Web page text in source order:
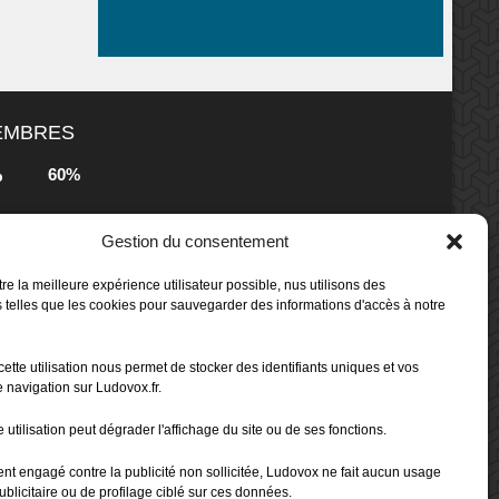
Gestion du consentement
la meilleure expérience utilisateur possible, nus utilisons des
telles que les cookies pour sauvegarder des informations d'accès à notre
utilisation nous permet de stocker des identifiants uniques et vos
navigation sur Ludovox.fr.
utilisation peut dégrader l'affichage du site ou de ses fonctions.
engagé contre la publicité non sollicitée, Ludovox ne fait aucun usage
ou de profilage ciblé sur ces données.
60%
-
-
80%
70%